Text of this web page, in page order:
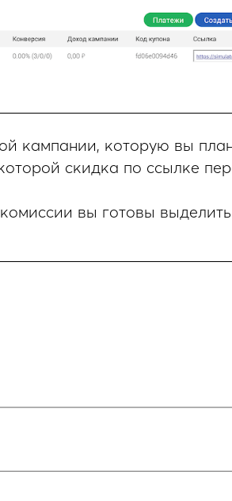
кампании, которую вы
скидка по ссылке
вы готовы